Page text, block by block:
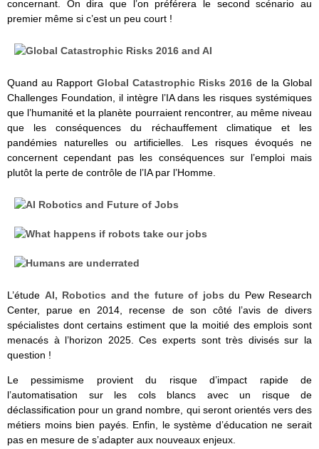
concernant. On dira que l’on préférera le second scénario au
premier même si c’est un peu court !
Quand au Rapport Global Catastrophic Risks 2016 de la Global
Challenges Foundation, il intègre l’IA dans les risques systémiques
que l’humanité et la planète pourraient rencontrer, au même niveau
que les conséquences du réchauffement climatique et les
pandémies naturelles ou artificielles. Les risques évoqués ne
concernent cependant pas les conséquences sur l’emploi mais
plutôt la perte de contrôle de l’IA par l’Homme.
L’étude AI, Robotics and the future of jobs du Pew Research
Center, parue en 2014, recense de son côté l’avis de divers
spécialistes dont certains estiment que la moitié des emplois sont
menacés à l’horizon 2025. Ces experts sont très divisés sur la
question !
Le pessimisme provient du risque d’impact rapide de
l’automatisation sur les cols blancs avec un risque de
déclassification pour un grand nombre, qui seront orientés vers des
métiers moins bien payés. Enfin, le système d’éducation ne serait
pas en mesure de s’adapter aux nouveaux enjeux.